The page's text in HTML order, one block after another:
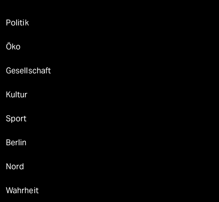
Politik
Öko
Gesellschaft
Kultur
Sport
Berlin
Nord
Wahrheit